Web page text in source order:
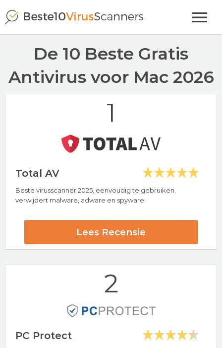
De 10 Beste Gratis
Antivirus voor Mac 2026
1
Total AV
Beste virusscanner 2025, eenvoudig te gebruiken,
verwijdert malware, adware en spyware.
Lees Recensie
2
PC Protect